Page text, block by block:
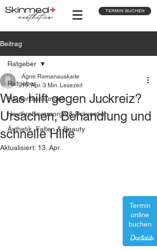
Termin
online
buchen
TERMIN BUCHEN
Beitrag
Ratgeber
Hauterkrankungen
Hautkrebsvorsorge & Prävention
Ästhetik, Falten & Beauty
Ratgeber
Was hilft gegen Juckreiz?
Ursachen, Behandlung und
schnelle Hilfe
Agne Ramanauskaite
10. Apr. 3 Min. Lesezeit
Aktualisiert: 13. Apr.